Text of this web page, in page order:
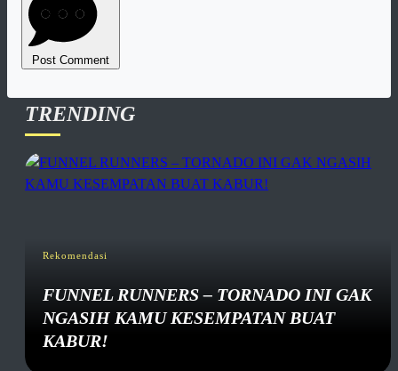
Post Comment
TRENDING
Rekomendasi
FUNNEL RUNNERS – TORNADO INI GAK
NGASIH KAMU KESEMPATAN BUAT
KABUR!